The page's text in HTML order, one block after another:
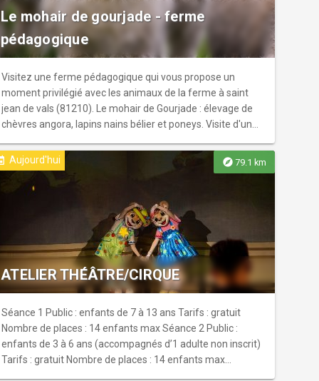
Le mohair de gourjade - ferme
pédagogique
Visitez une ferme pédagogique qui vous propose un
moment privilégié avec les animaux de la ferme à saint
jean de vals (81210). Le mohair de Gourjade : élevage de
chèvres angora, lapins nains bélier et poneys. Visite d'une
explore 79.1 km
Aujourd'hui
ATELIER THÉÂTRE/CIRQUE
Séance 1 Public : enfants de 7 à 13 ans Tarifs : gratuit
Nombre de places : 14 enfants max Séance 2 Public :
enfants de 3 à 6 ans (accompagnés d’1 adulte non inscrit)
Tarifs : gratuit Nombre de places : 14 enfants max